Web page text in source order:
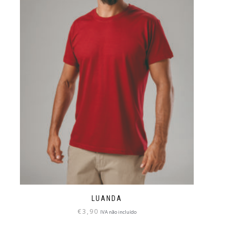
LUANDA
€3,90 IVA não incluído